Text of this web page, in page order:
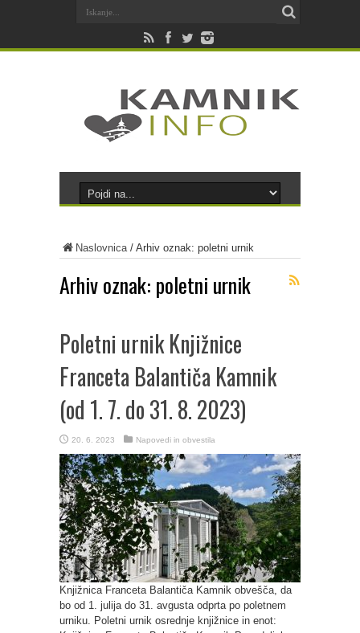
Naslovnica/ Arhiv oznak: poletni urnik
Arhiv oznak: poletni urnik
Poletni urnik Knjižnice
Franceta Balantiča Kamnik
(od 1. 7. do 31. 8. 2023)
20. 6. 2023 Napovedi in obvestila
Knjižnica Franceta Balantiča Kamnik obvešča, da
bo od 1. julija do 31. avgusta odprta po poletnem
urniku. Poletni urnik osrednje knjižnice in enot: